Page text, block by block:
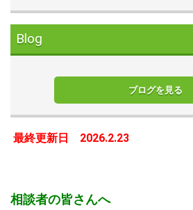
Blog
ブログを見る
最終更新日 2026.2.23
相談者の皆さんへ